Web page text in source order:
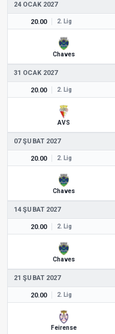
24 OCAK 2027
20.00 2. Lig
Chaves
31 OCAK 2027
20.00 2. Lig
AVS
07 ŞUBAT 2027
20.00 2. Lig
Chaves
14 ŞUBAT 2027
20.00 2. Lig
Chaves
21 ŞUBAT 2027
20.00 2. Lig
Feirense